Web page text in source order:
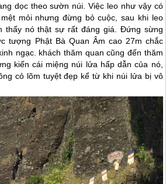
dọc theo sườn núi. Việc leo như vậy có
mỏi nhưng đừng bỏ cuộc, sau khi leo
thấy nó thật sự rất đáng giá. Đứng sừng
tượng Phật Bà Quan Âm cao 27m chắc
ngạc. khách thăm quan cũng đến thăm
kiến ​​cái miệng núi lửa hấp dẫn của nó,
cỏ lõm tuyệt đẹp kể từ khi núi lửa bị vô